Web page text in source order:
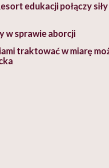
edukacji połączy
w sprawie aborcji
traktować w miarę